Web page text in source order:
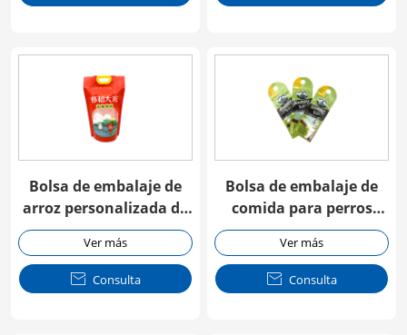
Bolsa de embalaje de
arroz personalizada de
3 sellos laterales
Ver más
 Consulta
Bolsa de embalaje de
comida para perros
personalizable de 3
lados
Ver más
 Consulta